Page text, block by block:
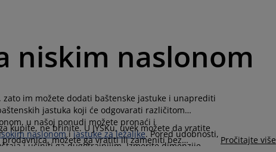
niskim naslonom
im možete dodati baštenske jastuke i unaprediti
jastuka koji će odgovarati različitom
u našoj ponudi možete pronaći i
naslonomijastuke za ležaljke. Pored udobnosti,
i učiniti ga dugotrajnijim. Izmerite dimenzije
kupite, ne brinite. U JYSKu, uvek možete da vratite
možete ga vratiti ili zameniti bez
Pročitajte više